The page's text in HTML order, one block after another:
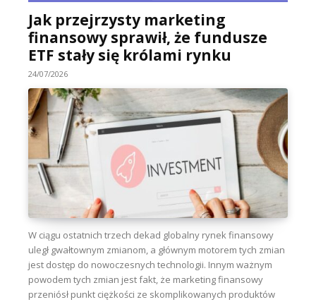
Jak przejrzysty marketing
finansowy sprawił, że fundusze
ETF stały się królami rynku
24/07/2026
W ciągu ostatnich trzech dekad globalny rynek finansowy
uległ gwałtownym zmianom, a głównym motorem tych zmian
jest dostęp do nowoczesnych technologii. Innym ważnym
powodem tych zmian jest fakt, że marketing finansowy
przeniósł punkt ciężkości ze skomplikowanych produktów